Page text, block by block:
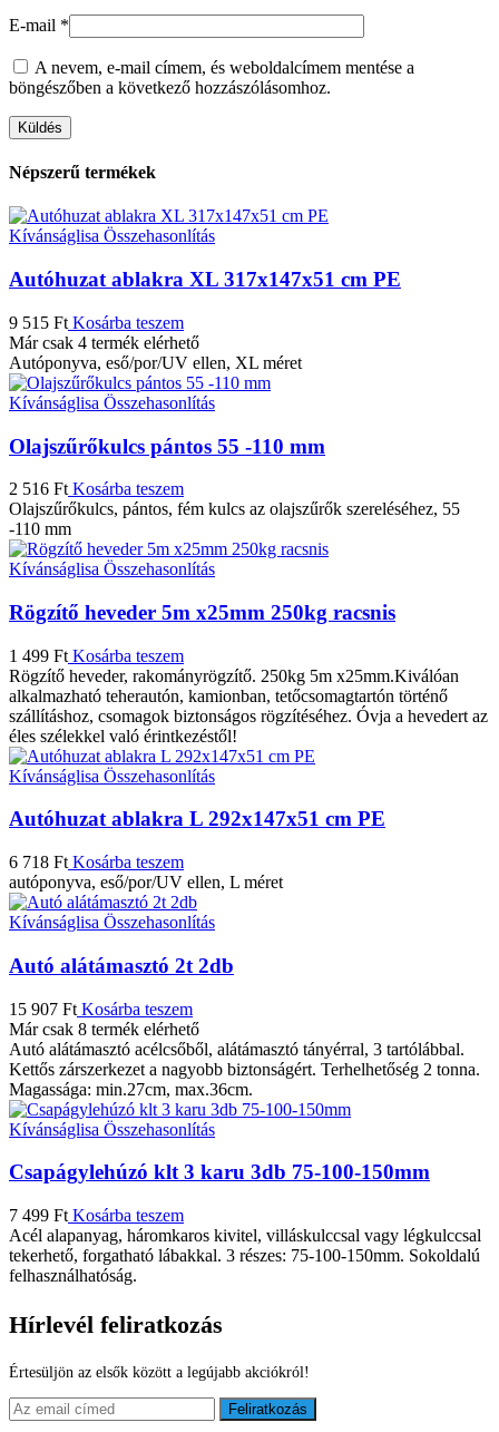
E-mail *
A nevem, e-mail címem, és weboldalcímem mentése a
böngészőben a következő hozzászólásomhoz.
Népszerű termékek
Kívánságlisa Összehasonlítás
Autóhuzat ablakra XL 317x147x51 cm PE
9 515 Ft Kosárba teszem
Már csak 4 termék elérhető
Autóponyva, eső/por/UV ellen, XL méret
Kívánságlisa Összehasonlítás
Olajszűrőkulcs pántos 55 -110 mm
2 516 Ft Kosárba teszem
Olajszűrőkulcs, pántos, fém kulcs az olajszűrők szereléséhez, 55
-110 mm
Kívánságlisa Összehasonlítás
Rögzítő heveder 5m x25mm 250kg racsnis
1 499 Ft Kosárba teszem
Rögzítő heveder, rakományrögzítő. 250kg 5m x25mm.Kiválóan
alkalmazható teherautón, kamionban, tetőcsomagtartón történő
szállításhoz, csomagok biztonságos rögzítéséhez. Óvja a hevedert az
éles szélekkel való érintkezéstől!
Kívánságlisa Összehasonlítás
Autóhuzat ablakra L 292x147x51 cm PE
6 718 Ft Kosárba teszem
autóponyva, eső/por/UV ellen, L méret
Kívánságlisa Összehasonlítás
Autó alátámasztó 2t 2db
15 907 Ft Kosárba teszem
Már csak 8 termék elérhető
Autó alátámasztó acélcsőből, alátámasztó tányérral, 3 tartólábbal.
Kettős zárszerkezet a nagyobb biztonságért. Terhelhetőség 2 tonna.
Magassága: min.27cm, max.36cm.
Kívánságlisa Összehasonlítás
Csapágylehúzó klt 3 karu 3db 75-100-150mm
7 499 Ft Kosárba teszem
Acél alapanyag, háromkaros kivitel, villáskulccsal vagy légkulccsal
tekerhető, forgatható lábakkal. 3 részes: 75-100-150mm. Sokoldalú
felhasználhatóság.
Hírlevél feliratkozás
Értesüljön az elsők között a legújabb akciókról!
Feliratkozás